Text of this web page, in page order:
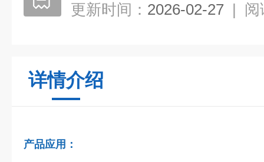
更新时间： 2026-02-27 | 阅
详情介绍
产品应用：